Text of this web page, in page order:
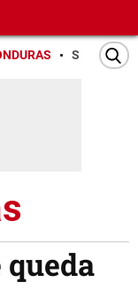
SAN PEDRO